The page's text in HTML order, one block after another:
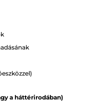
a háttérirodában)